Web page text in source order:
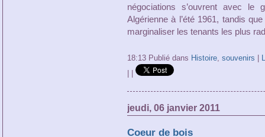
négociations s’ouvrent avec le
Algérienne à l’été 1961, tandis
marginaliser les tenants les plus
18:13 Publié dans Histoire, souvenirs |
| |
jeudi, 06 janvier 2011
Coeur de bois